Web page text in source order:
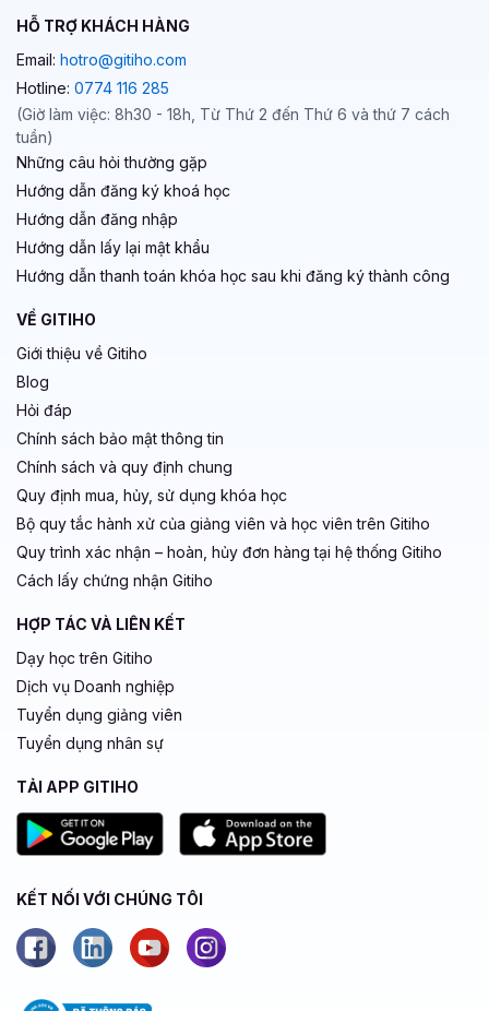
HỖ TRỢ KHÁCH HÀNG
Email: hotro@gitiho.com
Hotline: 0774 116 285
(Giờ làm việc: 8h30 - 18h, Từ Thứ 2 đến Thứ 6 và thứ 7 cách
tuần)
Những câu hỏi thường gặp
Hướng dẫn đăng ký khoá học
Hướng dẫn đăng nhập
Hướng dẫn lấy lại mật khẩu
Hướng dẫn thanh toán khóa học sau khi đăng ký thành công
VỀ GITIHO
Giới thiệu về Gitiho
Blog
Hỏi đáp
Chính sách bảo mật thông tin
Chính sách và quy định chung
Quy định mua, hủy, sử dụng khóa học
Bộ quy tắc hành xử của giảng viên và học viên trên Gitiho
Quy trình xác nhận – hoàn, hủy đơn hàng tại hệ thống Gitiho
Cách lấy chứng nhận Gitiho
HỢP TÁC VÀ LIÊN KẾT
Dạy học trên Gitiho
Dịch vụ Doanh nghiệp
Tuyển dụng giảng viên
Tuyển dụng nhân sự
TẢI APP GITIHO
KẾT NỐI VỚI CHÚNG TÔI